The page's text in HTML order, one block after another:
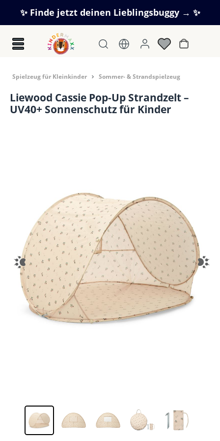
Zum Hauptinhalt springen
✨ Finde jetzt deinen Lieblingsbuggy → ✨
Spielzeug für Kleinkinder Sommer- & Strandspielzeug
Liewood Cassie Pop-Up Strandzelt –
UV40+ Sonnenschutz für Kinder